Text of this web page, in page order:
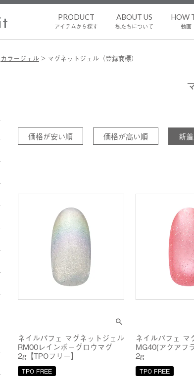
PRODUCT
アイテムから探す
ABOUT US
私たちについて
HOW
動画
カラージェル マグネットジェル（登録商標）
価格が安い順 価格が高い順 新
ネイルパフェ マグネットジェル
RM00レインボーグロウマグ
2g【TPOフリー】
TPO FREE
ネイルパフェ マ
MG40(アクアフ
2g
TPO FREE